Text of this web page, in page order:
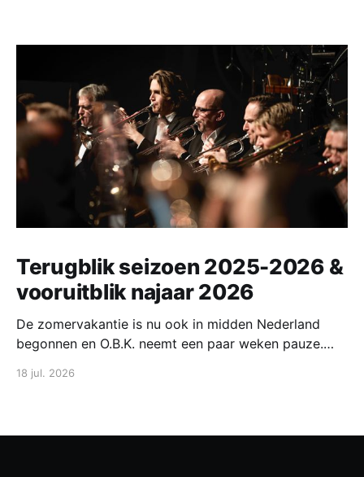
Terugblik seizoen 2025-2026 &
vooruitblik najaar 2026
De zomervakantie is nu ook in midden Nederland
begonnen en O.B.K. neemt een paar weken pauze.
het komende seizoen. In deze post blikken we terug
18 jul. 2026